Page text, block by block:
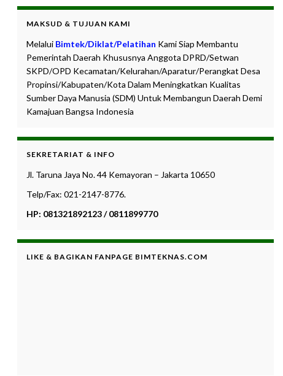
MAKSUD & TUJUAN KAMI
Melalui Bimtek/Diklat/Pelatihan Kami Siap Membantu
Pemerintah Daerah Khususnya Anggota DPRD/Setwan
SKPD/OPD Kecamatan/Kelurahan/Aparatur/Perangkat Desa
Propinsi/Kabupaten/Kota Dalam Meningkatkan Kualitas
Sumber Daya Manusia (SDM) Untuk Membangun Daerah Demi
Kamajuan Bangsa Indonesia
SEKRETARIAT & INFO
Jl. Taruna Jaya No. 44 Kemayoran – Jakarta 10650
Telp/Fax: 021-2147-8776.
HP: 081321892123 / 0811899770
LIKE & BAGIKAN FANPAGE BIMTEKNAS.COM